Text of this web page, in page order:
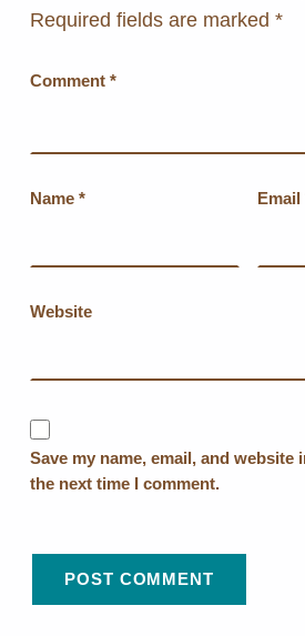
Required fields are marked *
Comment *
Name * Email
Website
Save my name, email, and
the next time I comment.